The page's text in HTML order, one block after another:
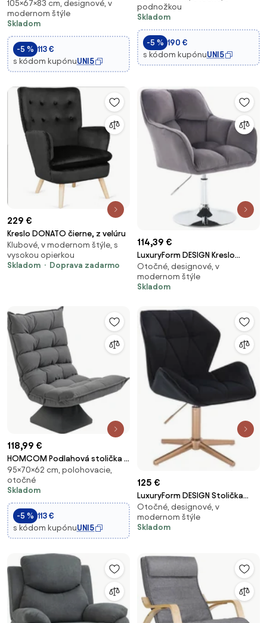
Vysokým Operadlom,
Podrúčkami, Drevenými Nohami,
Zamatovým Čalúnením pre
Spálňu, Obývačku - Šedé |
Aosom
105×67×83 cm, designové, v
modernom štýle
Skladom
-5 % 113 €
s kódom kupónuUNI5
relaxačné kreslo s čalúnenou
mikrovláknovou textíliou pre
obývačku, čierne | Aosom
podnožkou
Skladom
-5 % 190 €
s kódom kupónuUNI5
229 €
Kreslo DONATO čierne, z velúru
Klubové, v modernom štýle, s
vysokou opierkou
Skladom
Doprava zadarmo
114,39 €
LuxuryForm DESIGN Kreslo
AMALFI VELUR na striebornom
tanieri - tmavo šedé
Otočné, designové, v
modernom štýle
Skladom
118,99 €
HOMCOM Podlahová stolička s
nastaviteľným operadlom,
otočná meditačná stolička so
základňou, polstrovaný
recliner, lenivá pohovka do
obývacej izby, ka
95×70×62 cm, polohovacie,
otočné
Skladom
-5 % 113 €
s kódom kupónuUNI5
125 €
LuxuryForm DESIGN Stolička
MILANO MAX VELUR na zlatom
kríži - čierna
Otočné, designové, v
modernom štýle
Skladom